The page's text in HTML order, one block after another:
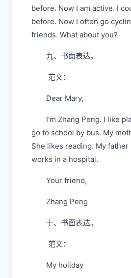
before. Now I am active. I
before. Now I often go
friends. What about you?
九、书面表达。
范文：
Dear Mary,
I’m Zhang Peng. I like
go to school by bus. My
She likes reading. My father
works in a hospital.
Your friend,
Zhang Peng
十、书面表达。
范文：
My holiday